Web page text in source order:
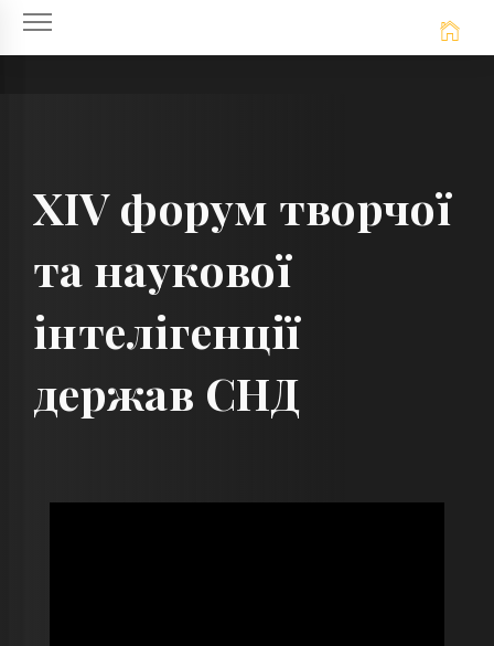
Skip
XIV форум творчої
та наукової
інтелігенції
держав СНД